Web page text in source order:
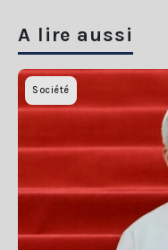
A lire aussi
Société